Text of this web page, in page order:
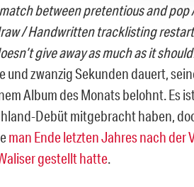
between pretentious and pop
/ Handwritten tracklisting
give away as much as it
und zwanzig Sekunden dauert,
Album des Monats belohnt. Es
Debüt mitgebracht haben,
man Ende letzten Jahres nach der
gestellt hatte.